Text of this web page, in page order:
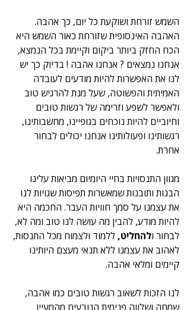
השמש זורחת ושוקעת כל יום, כך אהבה.
האהבה האינסופית שזורחת כאור השמש היא
הכח החזק ביותר ביקום וקיימת בכל הנמצא,
אנחנו נמצאים ? אנחנו אהבה ! בדיוק כך יש
לנו את האפשרות להיות מודעים לעובדה
האמיתית והפשוטה, שעל מנת להרגיש טוב
ולאפשר לשפע וזרימה של רגשות טובים
וחיוביים להיות נוכחים בגופיינו, מחשבותינו,
רגשותינו ופעולותינו אנחנו יכולים לבחור
אחרת.
מגוון התנסויות בחיי היומיום מביאות עלינו
הבנות ותובנות שמאשרות תפיסות שגויות לנו
את עצמנו על סמך חוויות העבר. החכמה היא
להיות מודע, להבין מה עושה לנו טוב ומה לא,
לבחור ולהחליט, ללמוד ולצמוח מכל התנסות,
לאהוב את עצמנו ללא תנאי מעצם היותינו
קיימים ומלאי אהבה.
לנו הזכות לשאוב רגשות טובים כמו אהבה,
שמחה ושלווה פנימית הנובעים מהמעיין